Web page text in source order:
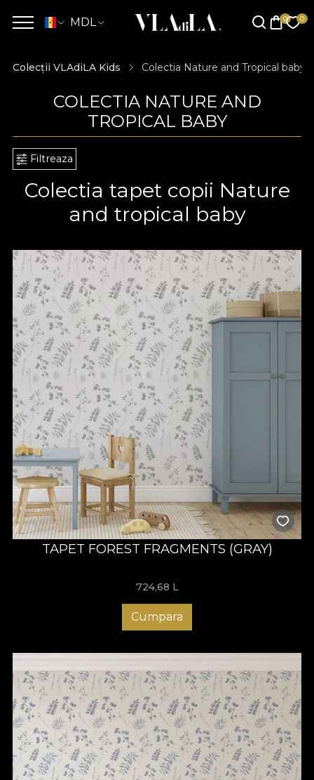
MDL
Colecții VLAdiLA Kids Colectia Nature and Tropical baby
COLECTIA NATURE AND
TROPICAL BABY
Filtreaza
Colectia tapet copii Nature
and tropical baby
TAPET FOREST FRAGMENTS (GRAY)
724,68 L
Cumpara